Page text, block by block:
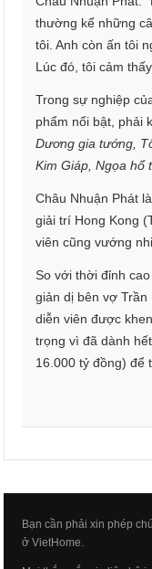
thường kể những
tôi. Anh còn ấn tôi
Lúc đó, tôi cảm
Trong sự nghiệp
phẩm nổi bật, phải
Dương gia tướng,
Kim Giáp, Ngọa hổ
Châu Nhuận Phát
giải trí Hong Kong
viên cũng vướng
So với thời đỉnh
giản dị bên vợ Trần
diễn viên được
trọng vì đã dành
16.000 tỷ đồng) để
Bạn cần phải xin phép
ở VietHome.